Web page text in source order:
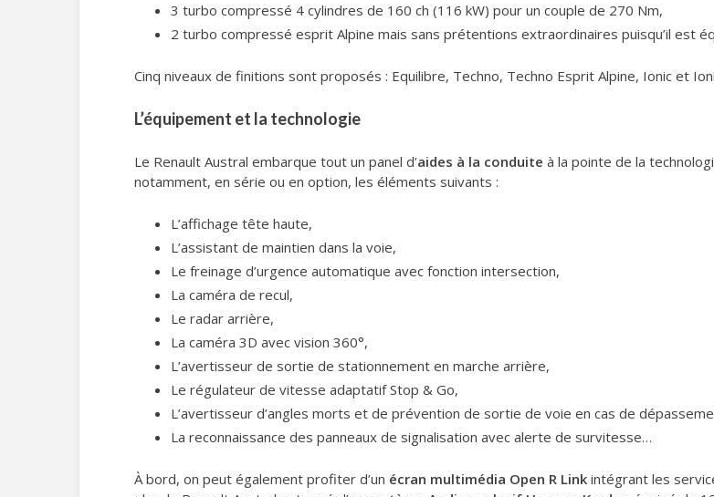
3 turbo compressé 4 cylindres de 160 ch (116 kW) pour un couple de 270 Nm,
2 turbo compressé esprit Alpine mais sans prétentions extraordinaires puisqu’il est
Cinq niveaux de finitions sont proposés : Equilibre, Techno, Techno Esprit Alpine, Ionic et
L’équipement et la technologie
Le Renault Austral embarque tout un panel d’aides à la conduite à la pointe de la
notamment, en série ou en option, les éléments suivants :
L’affichage tête haute,
L’assistant de maintien dans la voie,
Le freinage d’urgence automatique avec fonction intersection,
La caméra de recul,
Le radar arrière,
La caméra 3D avec vision 360°,
L’avertisseur de sortie de stationnement en marche arrière,
Le régulateur de vitesse adaptatif Stop & Go,
L’avertisseur d’angles morts et de prévention de sortie de voie en cas de
La reconnaissance des panneaux de signalisation avec alerte de survitesse…
À bord, on peut également profiter d’un écran multimédia Open R Link intégrant les